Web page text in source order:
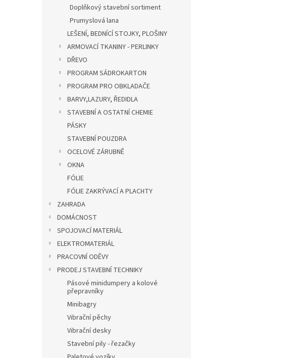
Doplňkový stavební sortiment
Prumyslová lana
LEŠENÍ, BEDNÍCÍ STOJKY, PLOŠINY
ARMOVACÍ TKANINY - PERLINKY
DŘEVO
PROGRAM SÁDROKARTON
PROGRAM PRO OBKLADAČE
BARVY,LAZURY, ŘEDIDLA
STAVEBNÍ A OSTATNÍ CHEMIE
PÁSKY
STAVEBNÍ POUZDRA
OCELOVÉ ZÁRUBNĚ
OKNA
FÓLIE
FÓLIE ZAKRÝVACÍ A PLACHTY
ZAHRADA
DOMÁCNOST
SPOJOVACÍ MATERIÁL
ELEKTROMATERIÁL
PRACOVNÍ ODĚVY
PRODEJ STAVEBNÍ TECHNIKY
Pásové minidumpery a kolové
přepravníky
Minibagry
Vibrační pěchy
Vibrační desky
Stavební pily - řezačky